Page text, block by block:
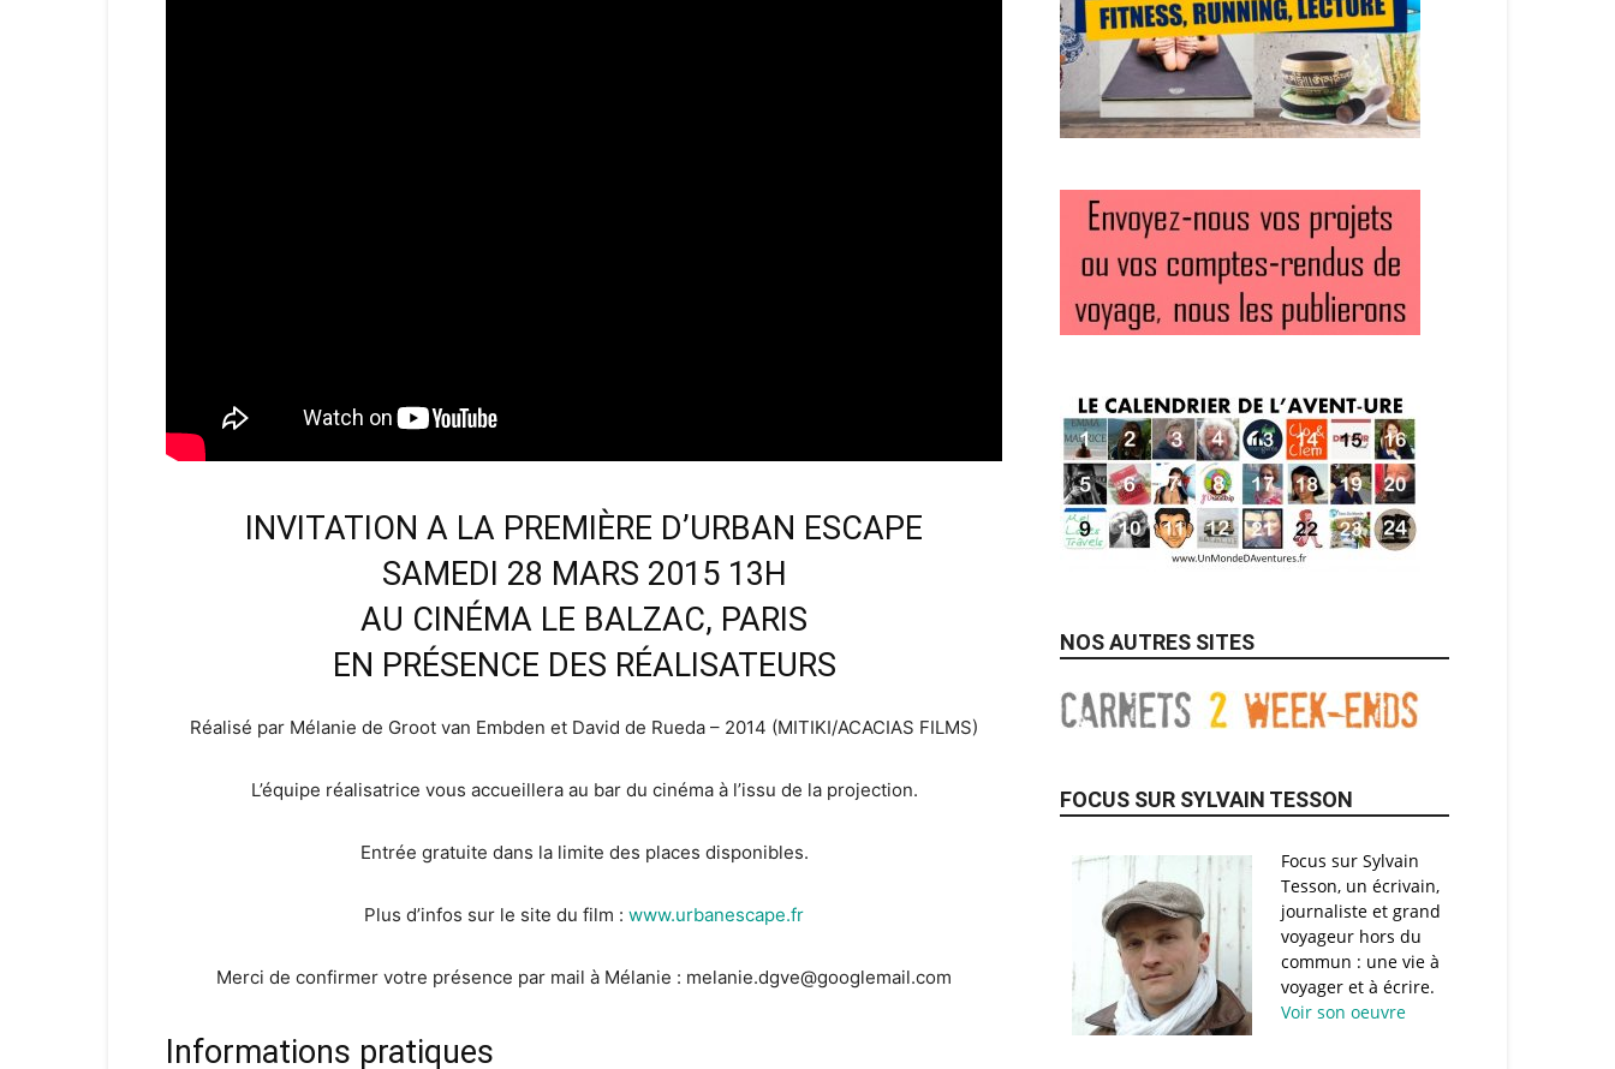
INVITATION A LA PREMIÈRE D’URBAN ESCAPE
SAMEDI 28 MARS 2015 13H
AU CINÉMA LE BALZAC, PARIS
EN PRÉSENCE DES RÉALISATEURS
Réalisé par Mélanie de Groot van Embden et David de Rueda – 2014 (MITIKI/ACACIAS FILMS)
L’équipe réalisatrice vous accueillera au bar du cinéma à l’issu de la projection.
Entrée gratuite dans la limite des places disponibles.
Plus d’infos sur le site du film : www.urbanescape.fr
Merci de confirmer votre présence par mail à Mélanie : melanie.dgve@googlemail.com
Informations pratiques
NOS AUTRES SITES
FOCUS SUR SYLVAIN TESSON
Focus sur Sylvain
Tesson, un écrivain,
journaliste et grand
voyageur hors du
commun : une vie à
voyager et à écrire.
Voir son oeuvre